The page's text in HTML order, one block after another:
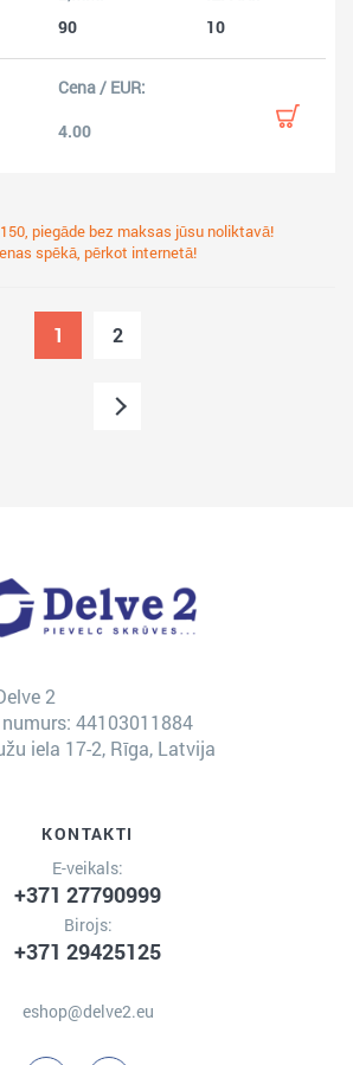
90 10
4.00
piegāde bez maksas jūsu noliktavā!
spēkā, pērkot internetā!
1 2
2
numurs: 44103011884
iela 17-2, Rīga, Latvija
KONTAKTI
E-veikals:
+371 27790999
Birojs:
+371 29425125
eshop@delve2.eu